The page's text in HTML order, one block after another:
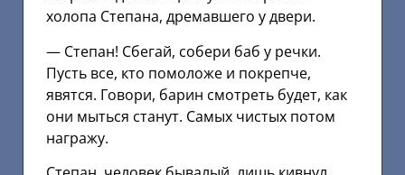
холопа Степана, дремавшего у двери.
— Степан! Сбегай, собери баб у речки.
Пусть все, кто помоложе и покрепче,
явятся. Говори, барин смотреть будет, как
они мыться станут. Самых чистых потом
награжу.